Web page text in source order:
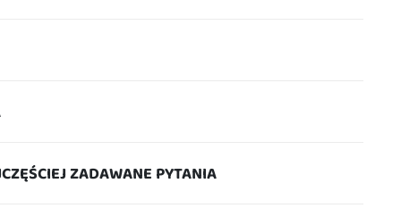
ZADAWANE PYTANIA